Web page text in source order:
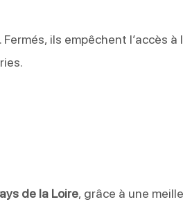
ils empêchent l’accès à
de la Loire, grâce à une